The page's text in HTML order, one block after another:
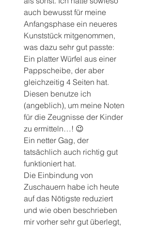
auch bewusst für meine
Anfangsphase ein neueres
Kunststück mitgenommen,
was dazu sehr gut passte:
Ein platter Würfel aus einer
Pappscheibe, der aber
gleichzeitig 4 Seiten hat.
Diesen benutze ich
(angeblich), um meine Noten
für die Zeugnisse der Kinder
zu ermitteln…! 😉
Ein netter Gag, der
tatsächlich auch richtig gut
funktioniert hat.
Die Einbindung von
Zuschauern habe ich heute
auf das Nötigste reduziert
und wie oben beschrieben
mir vorher sehr gut überlegt,